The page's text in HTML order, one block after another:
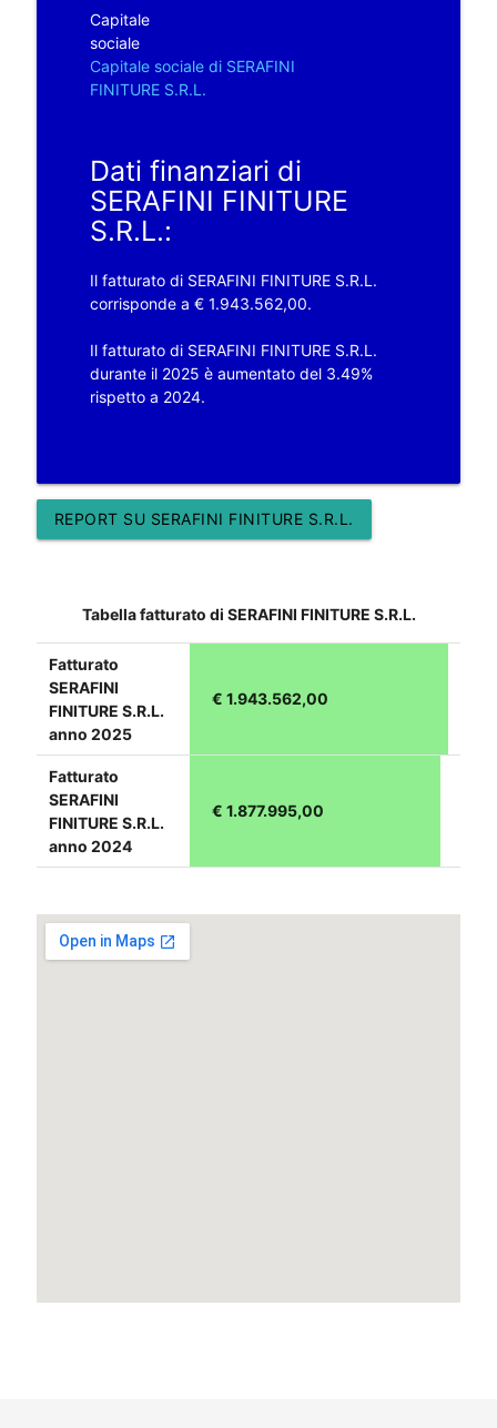
Capitale
sociale
Capitale sociale di SERAFINI
FINITURE S.R.L.
Dati finanziari di
SERAFINI FINITURE
S.R.L.:
Il fatturato di SERAFINI FINITURE S.R.L.
corrisponde a € 1.943.562,00.
Il fatturato di SERAFINI FINITURE S.R.L.
durante il 2025 è aumentato del 3.49%
rispetto a 2024.
REPORT SU SERAFINI FINITURE S.R.L.
Tabella fatturato di SERAFINI FINITURE S.R.L.
Fatturato
SERAFINI
FINITURE S.R.L.
anno 2025
€ 1.943.562,00
Fatturato
SERAFINI
FINITURE S.R.L.
anno 2024
€ 1.877.995,00